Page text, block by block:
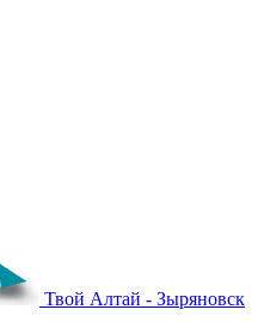
Твой Алтай - Зыряновск